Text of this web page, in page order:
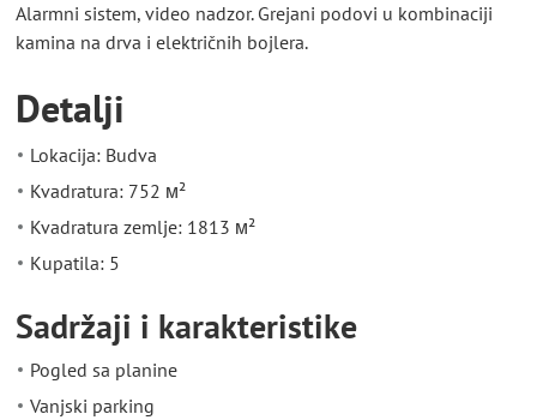
Alarmni sistem, video nadzor. Grejani podovi u kombinaciji
kamina na drva i električnih bojlera.
Detalji
Lokacija: Budva
Kvadratura: 752 м²
Kvadratura zemlje: 1813 м²
Kupatila: 5
Sadržaji i karakteristike
Pogled sa planine
Vanjski parking